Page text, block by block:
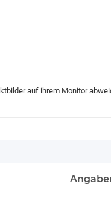
auf ihrem Monitor